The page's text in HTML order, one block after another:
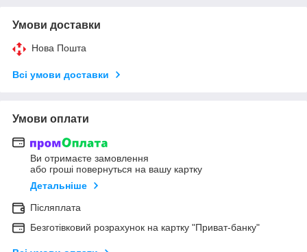
Умови доставки
Нова Пошта
Всі умови доставки
Умови оплати
Ви отримаєте замовлення
або гроші повернуться на вашу картку
Детальніше
Післяплата
Безготівковий розрахунок на картку "Приват-банку"